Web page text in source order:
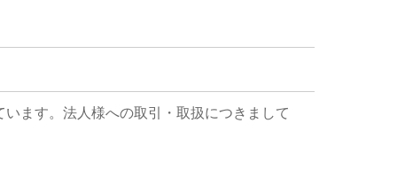
ます。法人様への取引・取扱につきまして